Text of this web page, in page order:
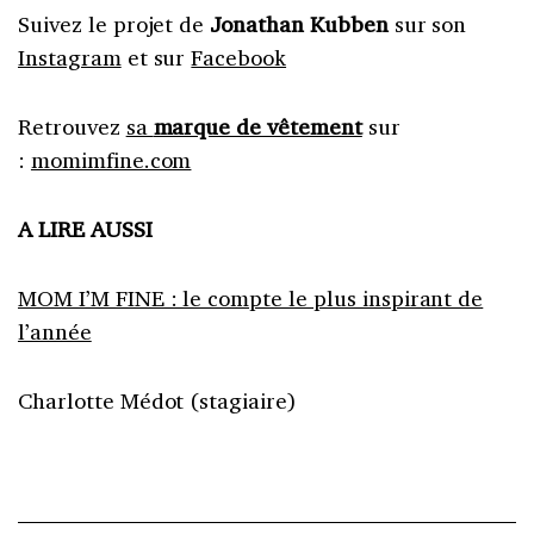
Suivez le projet de Jonathan Kubbensur son
Instagramet surFacebook
Retrouvez sa marque de vêtementsur
: momimfine.com
A LIRE AUSSI
MOM I’M FINE : le compte le plus inspirant de
l’année
Charlotte Médot (stagiaire)